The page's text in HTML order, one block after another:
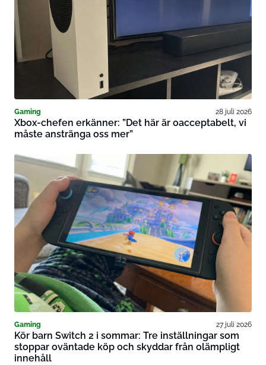
Gaming 28 juli 2026
Xbox-chefen erkänner: ”Det här är oacceptabelt, vi
måste anstränga oss mer”
Gaming 27 juli 2026
Kör barn Switch 2 i sommar: Tre inställningar som
stoppar oväntade köp och skyddar från olämpligt
innehåll